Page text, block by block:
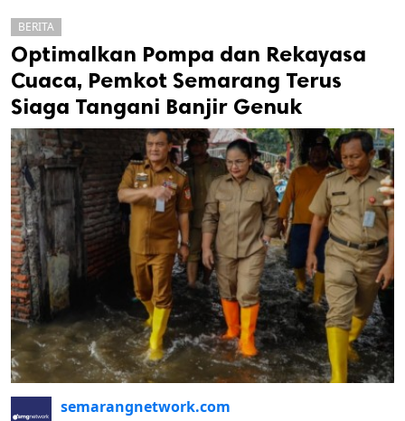
cipta.
BERITA
Optimalkan Pompa dan Rekayasa
Cuaca, Pemkot Semarang Terus
Siaga Tangani Banjir Genuk
semarangnetwork.com